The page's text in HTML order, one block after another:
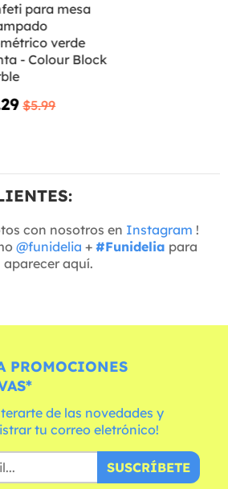
para mesa
verde
- Colour Block
$5.99
con nosotros en Instagram !
@funidelia + #Funidelia para
aparecer aquí.
PROMOCIONES
de las novedades y
tu correo eletrónico!
SUSCRÍBETE